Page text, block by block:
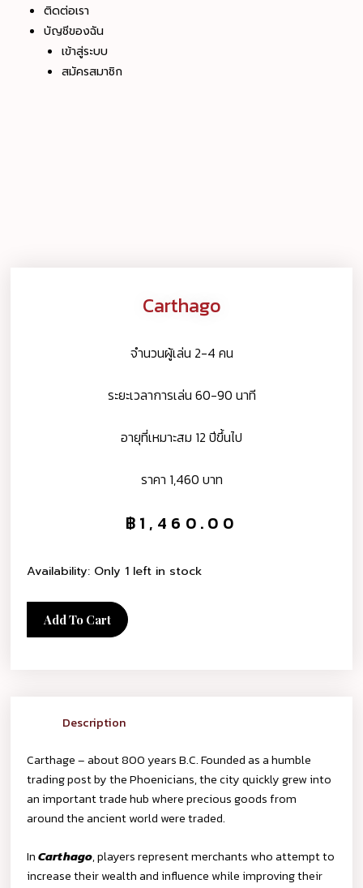
ติดต่อเรา
บัญชีของฉัน
เข้าสู่ระบบ
สมัครสมาชิก
Carthago
จำนวนผู้เล่น 2-4 คน
ระยะเวลาการเล่น 60-90 นาที
อายุที่เหมาะสม 12 ปีขึ้นไป
ราคา 1,460 บาท
฿ 1,460.00
Availability: Only 1 left in stock
Add To Cart
Description
Carthage – about 800 years B.C. Founded as a humble
trading post by the Phoenicians, the city quickly grew into
an important trade hub where precious goods from
around the ancient world were traded.
InCarthago, players represent merchants who attempt to
increase their wealth and influence while improving their